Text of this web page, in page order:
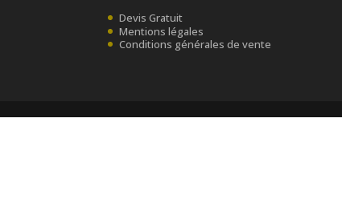
Devis Gratuit
Mentions légales
Conditions générales de vente